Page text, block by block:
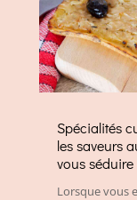
Spécialités
les saveurs
vous séduire
Lorsque vous